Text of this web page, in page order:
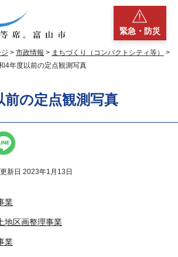
緊急・防災
> 市政情報 > まちづくり（コンパクトシティ等）
>
4年度以前の定点観測写真
前の定点観測写真
新日 2023年1月13日
業
地区画整理事業
業